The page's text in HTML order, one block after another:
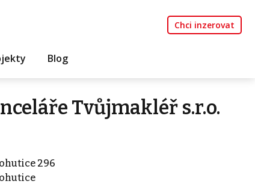
Chci inzerovat
Blog
Tvůjmakléř s.r.o.
296